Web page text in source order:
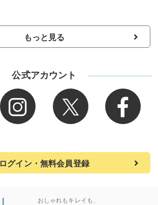
もっと見る
公式アカウント
ログイン・無料会員登録
おしゃれもキレイも、